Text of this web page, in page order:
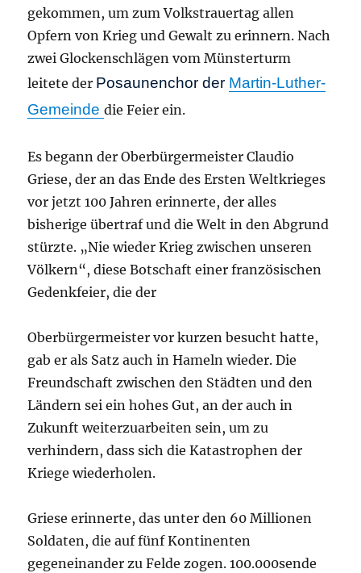
gekommen, um zum Volkstrauertag allen
Opfern von Krieg und Gewalt zu erinnern. Nach
zwei Glockenschlägen vom Münsterturm
leitete der Posaunenchor der Martin-Luther-
Gemeindedie Feier ein.
Es begann der Oberbürgermeister Claudio
Griese, der an das Ende des Ersten Weltkrieges
vor jetzt 100 Jahren erinnerte, der alles
bisherige übertraf und die Welt in den Abgrund
stürzte. „Nie wieder Krieg zwischen unseren
Völkern“, diese Botschaft einer französischen
Gedenkfeier, die der
Oberbürgermeister vor kurzen besucht hatte,
gab er als Satz auch in Hameln wieder. Die
Freundschaft zwischen den Städten und den
Ländern sei ein hohes Gut, an der auch in
Zukunft weiterzuarbeiten sein, um zu
verhindern, dass sich die Katastrophen der
Kriege wiederholen.
Griese erinnerte, das unter den 60 Millionen
Soldaten, die auf fünf Kontinenten
gegeneinander zu Felde zogen. 100.000sende